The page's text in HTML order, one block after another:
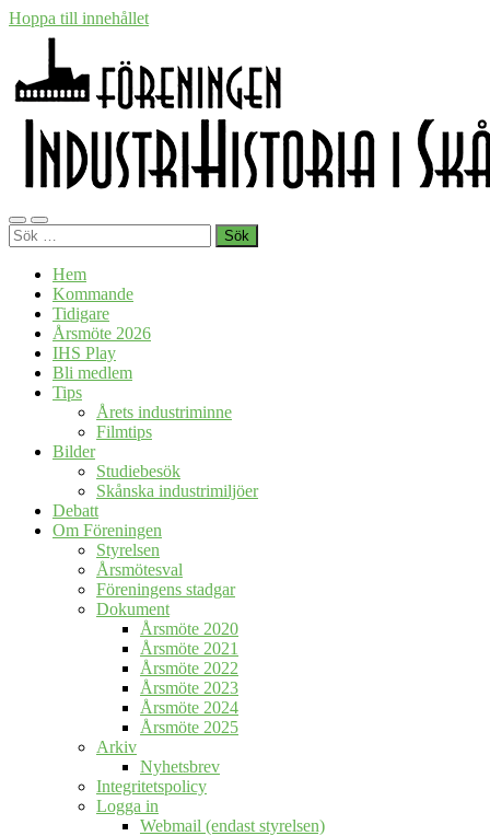
Hoppa till innehållet
Föreningen
Industrihistoria
i
Skåne
Slå
på/av
Slå
på/av
Sök
efter:
Hem
Kommande
Tidigare
Årsmöte 2026
IHS Play
Bli medlem
Tips
Årets industriminne
Filmtips
Bilder
Studiebesök
Skånska industrimiljöer
Debatt
Om Föreningen
Styrelsen
Årsmötesval
Föreningens stadgar
Dokument
Årsmöte 2020
Årsmöte 2021
Årsmöte 2022
Årsmöte 2023
Årsmöte 2024
Årsmöte 2025
Arkiv
Nyhetsbrev
Integritetspolicy
Logga in
Webmail (endast styrelsen)